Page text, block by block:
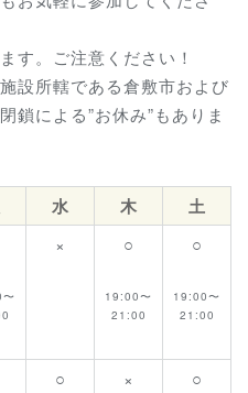
す。ご注意ください！
設所轄である倉敷市および
鎖による”お休み”もありま
水 木
土
× ○
19:00〜
21:00
○
19:00〜
21:00
○ × ○